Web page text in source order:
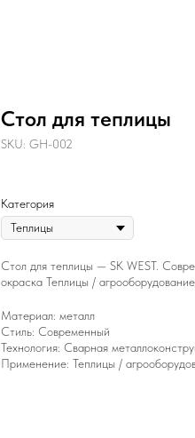
Стол для теплицы
SKU: GH-002
Категория
Стол для теплицы — SK WEST.
окраска Теплицы /
Материал: металл
Стиль: Современный
Технология: Сварная
Применение: Теплицы /